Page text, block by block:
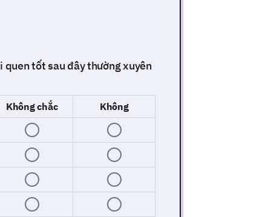
quen tốt sau đây thường xuyên
Không chắc
Không